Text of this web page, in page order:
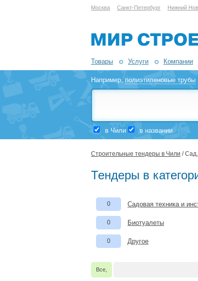
Москва Санкт-Петербург Нижний
Товары Услуги Компании
Например,полиэтиленовые трубы
в Чили в названии
Строительные тендеры в Чили /
Тендеры в
0 Садовая техника и
0 Биотуалеты
0 Другое
Все,